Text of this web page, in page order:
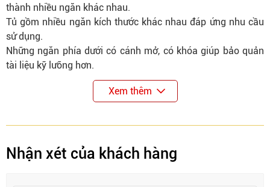
thành nhiều ngăn khác nhau.
Tủ gồm nhiều ngăn kích thước khác nhau đáp ứng nhu cầu
sử dụng.
Những ngăn phía dưới có cánh mở, có khóa giúp bảo quản
tài liệu kỹ lưỡng hơn.
Xem thêm
Nhận xét của khách hàng